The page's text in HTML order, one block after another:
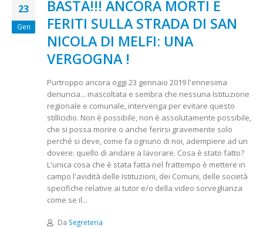
23
Gen
BASTA!!! ANCORA MORTI E
FERITI SULLA STRADA DI SAN
NICOLA DI MELFI: UNA
VERGOGNA !
Purtroppo ancora oggi 23 gennaio 2019 l'ennesima
denuncia... inascoltata e sembra che nessuna Istituzione
regionale e comunale, intervenga per evitare questo
stillicidio. Non è possibile, non è assolutamente possibile,
che si possa morire o anche ferirsi gravemente solo
perché si deve, come fa ognuno di noi, adempiere ad un
dovere: quello di andare a lavorare. Cosa è stato fatto?
L'unica cosa che è stata fatta nel frattempo è mettere in
campo l'avidità delle Istituzioni, dei Comuni, delle società
specifiche relative ai tutor e/o della video sorveglianza
come se il...
Da Segreteria